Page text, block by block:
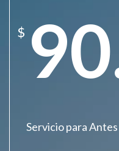
$
Servicio para